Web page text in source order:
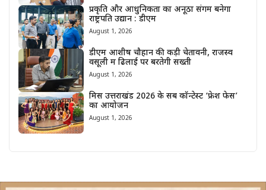
प्रकृति और आधुनिकता का अनूठा संगम बनेगा
राष्ट्रपति उद्यान : डीएम
August 1, 2026
डीएम आशीष चौहान की कड़ी चेतावनी, राजस्व
वसूली में ढिलाई पर बरतेगी सख्ती
August 1, 2026
मिस उत्तराखंड 2026 के सब कॉन्टेस्ट ‘फ्रेश फेस’
का आयोजन
August 1, 2026